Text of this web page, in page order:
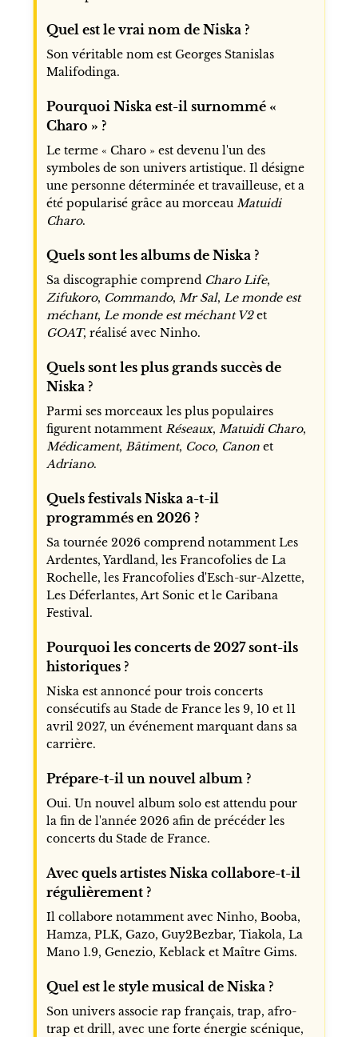
Quel est le vrai nom de Niska ?
Son véritable nom est Georges Stanislas
Malifodinga.
Pourquoi Niska est-il surnommé «
Charo » ?
Le terme « Charo » est devenu l'un des
symboles de son univers artistique. Il désigne
une personne déterminée et travailleuse, et a
été popularisé grâce au morceau Matuidi
Charo.
Quels sont les albums de Niska ?
Sa discographie comprend Charo Life,
Zifukoro, Commando, Mr Sal, Le monde est
méchant, Le monde est méchant V2et
GOAT, réalisé avec Ninho.
Quels sont les plus grands succès de
Niska ?
Parmi ses morceaux les plus populaires
figurent notamment Réseaux, Matuidi Charo,
Médicament, Bâtiment, Coco, Canonet
Adriano.
Quels festivals Niska a-t-il
programmés en 2026 ?
Sa tournée 2026 comprend notamment Les
Ardentes, Yardland, les Francofolies de La
Rochelle, les Francofolies d'Esch-sur-Alzette,
Les Déferlantes, Art Sonic et le Caribana
Festival.
Pourquoi les concerts de 2027 sont-ils
historiques ?
Niska est annoncé pour trois concerts
consécutifs au Stade de France les 9, 10 et 11
avril 2027, un événement marquant dans sa
carrière.
Prépare-t-il un nouvel album ?
Oui. Un nouvel album solo est attendu pour
la fin de l'année 2026 afin de précéder les
concerts du Stade de France.
Avec quels artistes Niska collabore-t-il
régulièrement ?
Il collabore notamment avec Ninho, Booba,
Hamza, PLK, Gazo, Guy2Bezbar, Tiakola, La
Mano 1.9, Genezio, Keblack et Maître Gims.
Quel est le style musical de Niska ?
Son univers associe rap français, trap, afro-
trap et drill, avec une forte énergie scénique,